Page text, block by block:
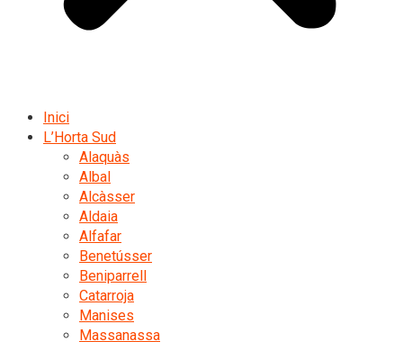
Inici
L’Horta Sud
Alaquàs
Albal
Alcàsser
Aldaia
Alfafar
Benetússer
Beniparrell
Catarroja
Manises
Massanassa